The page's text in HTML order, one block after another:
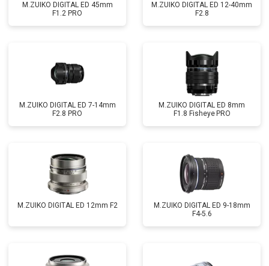
M.ZUIKO DIGITAL ED 45mm
F1.2 PRO
M.ZUIKO DIGITAL ED 12-40mm
F2.8
M.ZUIKO DIGITAL ED 7-14mm
F2.8 PRO
M.ZUIKO DIGITAL ED 8mm
F1.8 Fisheye PRO
M.ZUIKO DIGITAL ED 12mm F2
M.ZUIKO DIGITAL ED 9-18mm
F4-5.6